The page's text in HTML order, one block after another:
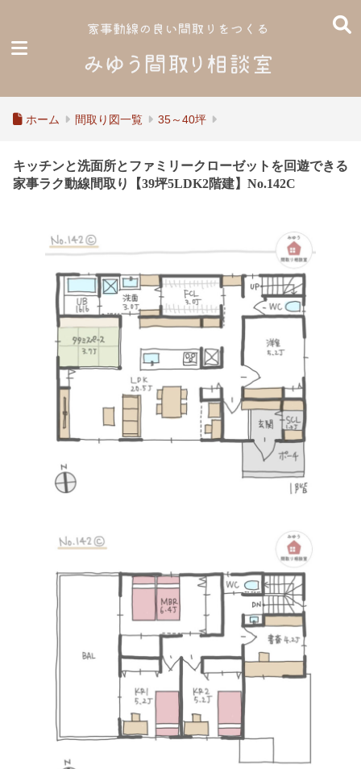
ホーム 間取り図一覧 35～40坪
キッチンと洗面所とファミリークローゼットを回遊できる
家事ラク動線間取り【39坪5LDK2階建】No.142C